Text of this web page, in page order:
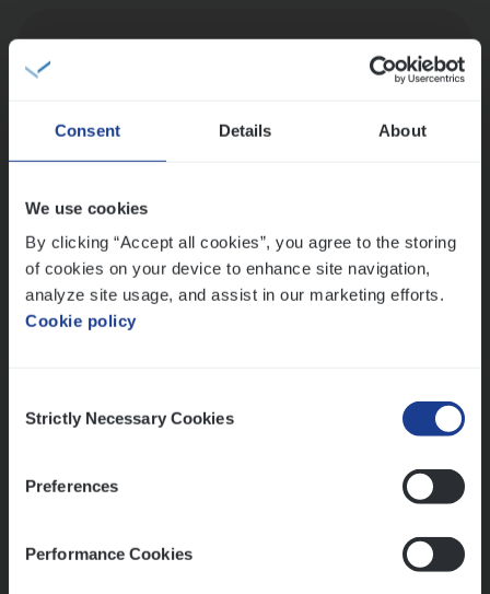
Consent Details About
We use cookies
By clicking “Accept all cookies”, you agree to the storing
of cookies on your device to enhance site navigation,
analyze site usage, and assist in our marketing efforts.
Cookie policy
Selection
Strictly Necessary Cookies
Preferences
Performance Cookies
Dos­sier­be­heer­der Onder­ne­min­gen Van­b­
re­da Huys­mans — Mechelen
Dos­sier­be­heer­der Gewaar­borgd Inkomen
Insurance Operations
Antwerpen
Lees onze verhalen
Meer dan collega’s: hoe Julie en Aurélie elkaar
versterken
humor